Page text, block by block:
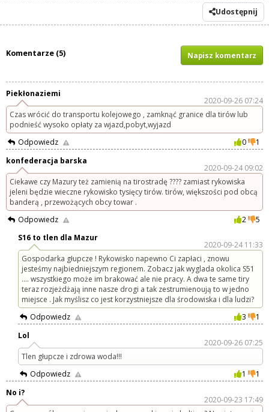
Udostępnij
Komentarze (5) Napisz komentarz
Piekłonaziemi
2020-09-26 07:24
Czas wrócić do transportu kolejowego , zamknąć granice dla tirów lub
podnieść wysoko opłaty za wjazd,pobyt,wyjazd
Odpowiedz
0
1
konfederacja barska
2020-09-24 09:02
Ciekawe czy Mazury też zamienią na tirostradę ???? zamiast rykowiska
jeleni będzie wieczne rykowisko tysięcy tirów. tirów, większości pod obcą
banderą , przewożących obcy towar .
Odpowiedz
2
5
S16 to tlen dla Mazur
2020-09-24 11:33
Gospodarka głupcze ! Rykowisko napewno Ci zapłaci , znowu
jesteśmy najbiedniejszym regionem. Zobacz jak wyglada okolica S51
.... wszystkiego może im brakować ale nie pracy. A dwa te same tiry
teraz rozjeżdżają inne nasze drogi a tak zestrumienoują to w jedno
miejsce . Jak myślisz co jest korzystniejsze dla środowiska i dla ludzi?
Odpowiedz
3
1
Lol
2020-09-26 07:25
Tlen głupcze i zdrowa woda!!!
Odpowiedz
1
1
No i?
2020-09-23 17:49